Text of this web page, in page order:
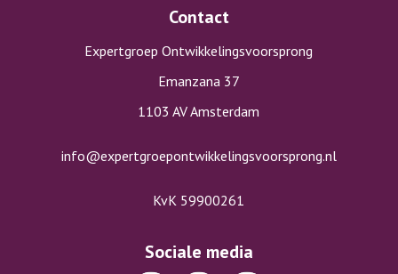
Contact
Expertgroep Ontwikkelingsvoorsprong
Emanzana 37
1103 AV Amsterdam
info@expertgroepontwikkelingsvoorsprong.nl
KvK 59900261
Sociale media